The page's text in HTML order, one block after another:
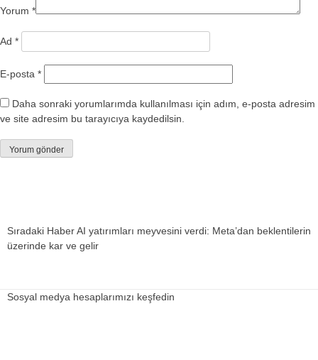
Yorum *
Ad *
E-posta *
Daha sonraki yorumlarımda kullanılması için adım, e-posta adresim
ve site adresim bu tarayıcıya kaydedilsin.
Sıradaki HaberAI yatırımları meyvesini verdi: Meta’dan beklentilerin
üzerinde kar ve gelir
Sosyal medya hesaplarımızı keşfedin